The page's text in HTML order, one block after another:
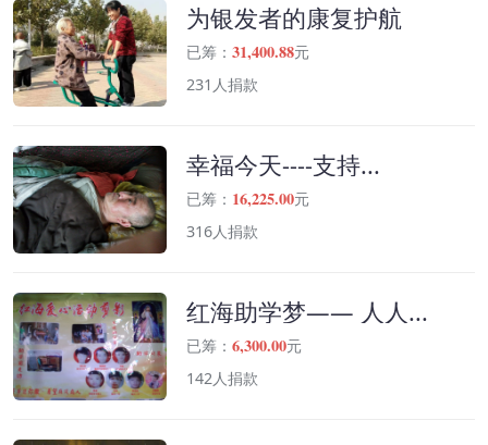
为银发者的康复护航
已筹： 31,400.88元
231人捐款
幸福今天----支持...
已筹： 16,225.00元
316人捐款
红海助学梦—— 人人...
已筹： 6,300.00元
142人捐款